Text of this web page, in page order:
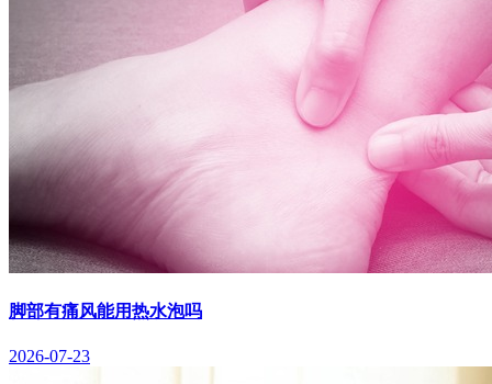
脚部有痛风能用热水泡吗
2026-07-23